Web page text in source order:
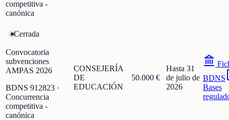
competitiva -
canónica
Cerrada
Convocatoria
subvenciones
AMPAS 2026
BDNS 912823 ·
Concurrencia
competitiva -
canónica
CONSEJERÍA
DE
EDUCACIÓN
50.000 €
Hasta 31
de julio de
2026
BDNS
Bases